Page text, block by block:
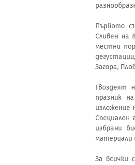
Първото
Сливен на
местни
Загора,
Гвоздеят
празник
изложение
Специален
избрани
материали
За всички